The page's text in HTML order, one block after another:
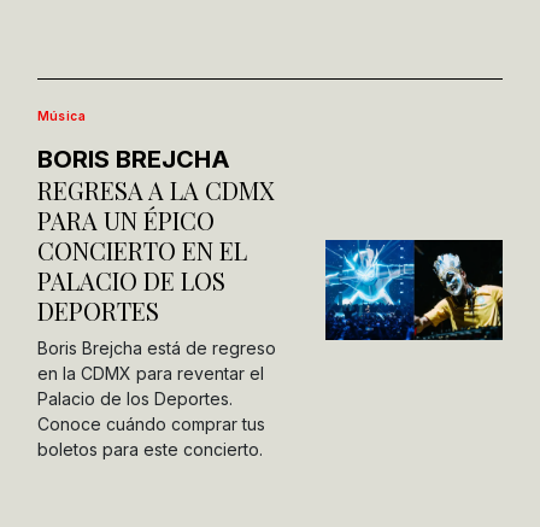
Música
BORIS BREJCHA
REGRESA A LA CDMX
PARA UN ÉPICO
CONCIERTO EN EL
PALACIO DE LOS
DEPORTES
Boris Brejcha está de regreso
en la CDMX para reventar el
Palacio de los Deportes.
Conoce cuándo comprar tus
boletos para este concierto.